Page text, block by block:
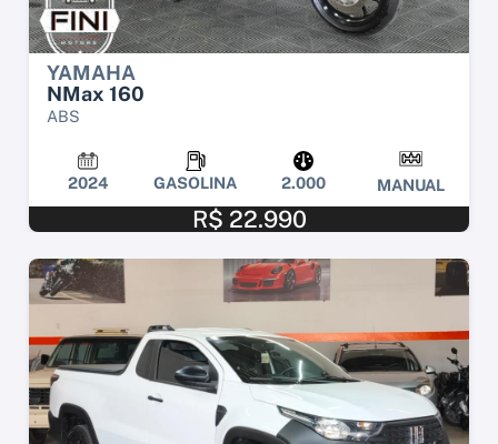
YAMAHA
NMax 160
ABS
2024 GASOLINA 2.000 MANUAL
R$ 22.990